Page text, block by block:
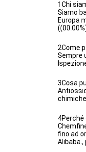
1Chi
Siamo
Europa
2Come
Sempre
3Cosa
fino ad